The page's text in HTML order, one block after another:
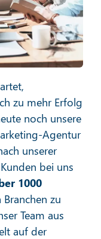
zu mehr Erfolg
noch unsere
Agentur
unserer
bei uns
1000
zu
Team aus
auf der